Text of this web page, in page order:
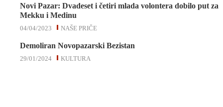
Novi Pazar: Dvadeset i četiri mlada volontera dobilo put za
Mekku i Medinu
NAŠE PRIČE
04/04/2023
Demoliran Novopazarski Bezistan
KULTURA
29/01/2024